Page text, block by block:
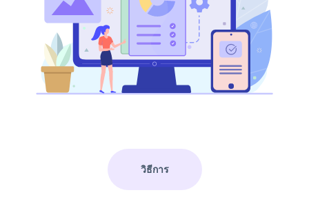
วิธีการ